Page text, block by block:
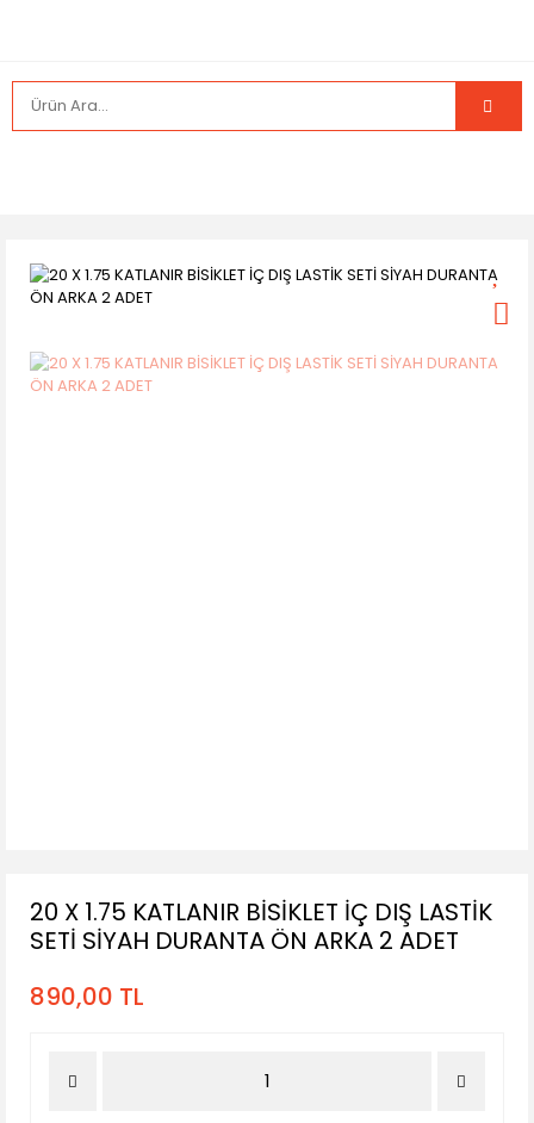
20 X 1.75 KATLANIR BİSİKLET İÇ DIŞ LASTİK
SETİ SİYAH DURANTA ÖN ARKA 2 ADET
890,00 TL